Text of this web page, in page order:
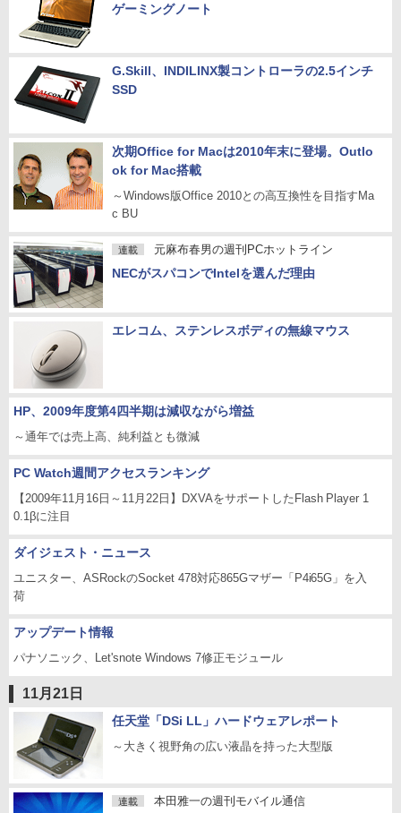
ゲーミングノート
G.Skill、INDILINX製コントローラの2.5インチ
SSD
次期Office for Macは2010年末に登場。Outlo
ok for Mac搭載
～Windows版Office 2010との高互換性を目指すMa
c BU
連載 元麻布春男の週刊PCホットライン
NECがスパコンでIntelを選んだ理由
エレコム、ステンレスボディの無線マウス
HP、2009年度第4四半期は減収ながら増益
～通年では売上高、純利益とも微減
PC Watch週間アクセスランキング
【2009年11月16日～11月22日】DXVAをサポートしたFlash Player 1
0.1βに注目
ダイジェスト・ニュース
ユニスター、ASRockのSocket 478対応865Gマザー「P4i65G」を入
荷
アップデート情報
パナソニック、Let'snote Windows 7修正モジュール
11月21日
任天堂「DSi LL」ハードウェアレポート
～大きく視野角の広い液晶を持った大型版
連載 本田雅一の週刊モバイル通信